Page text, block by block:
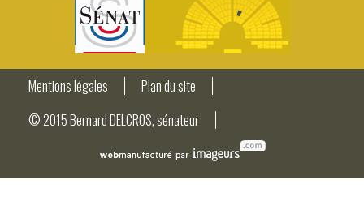
Mentions légales
Plan du site
© 2015 Bernard DELCROS, sénateur